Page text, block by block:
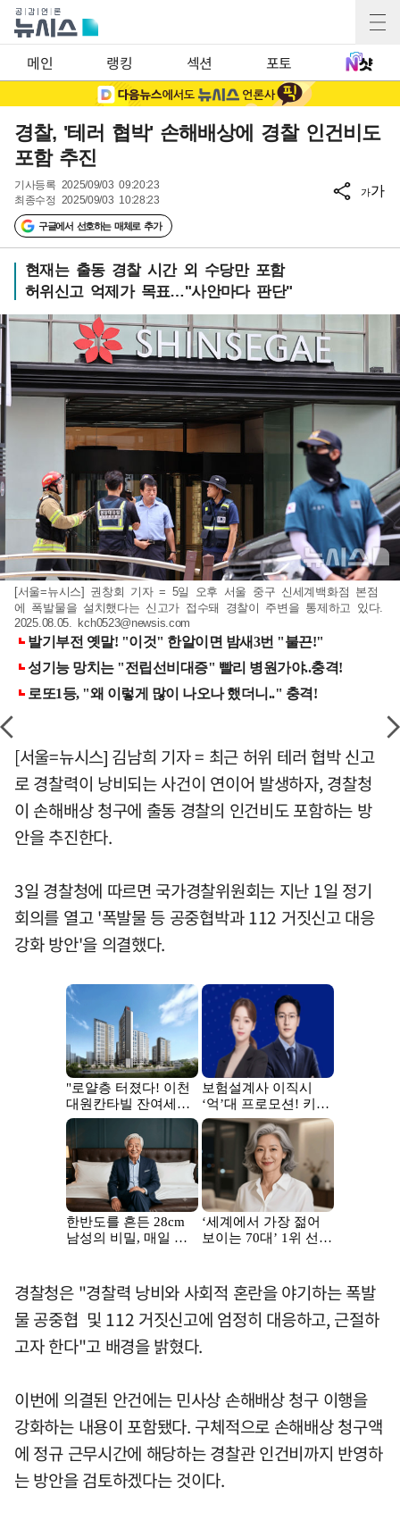
메인 랭킹 섹션 포토
경찰, '테러 협박' 손해배상에 경찰 인건비도
포함 추진
기사등록 2025/09/03 09:20:23
최종수정 2025/09/03 10:28:23
구글에서 선호하는 매체로 추가
가가
현재는 출동 경찰 시간 외 수당만 포함
허위신고 억제가 목표…"사안마다 판단"
[서울=뉴시스] 권창회 기자 = 5일 오후 서울 중구 신세계백화점 본점
에 폭발물을 설치했다는 신고가 접수돼 경찰이 주변을 통제하고 있다.
2025.08.05. kch0523@newsis.com
[서울=뉴시스] 김남희 기자 = 최근 허위 테러 협박 신고
로 경찰력이 낭비되는 사건이 연이어 발생하자, 경찰청
이 손해배상 청구에 출동 경찰의 인건비도 포함하는 방
안을 추진한다.
3일 경찰청에 따르면 국가경찰위원회는 지난 1일 정기
회의를 열고 '폭발물 등 공중협박과 112 거짓신고 대응
강화 방안'을 의결했다.
경찰청은 "경찰력 낭비와 사회적 혼란을 야기하는 폭발
물 공중협 및 112 거짓신고에 엄정히 대응하고, 근절하
고자 한다"고 배경을 밝혔다.
이번에 의결된 안건에는 민사상 손해배상 청구 이행을
강화하는 내용이 포함됐다. 구체적으로 손해배상 청구액
에 정규 근무시간에 해당하는 경찰관 인건비까지 반영하
는 방안을 검토하겠다는 것이다.